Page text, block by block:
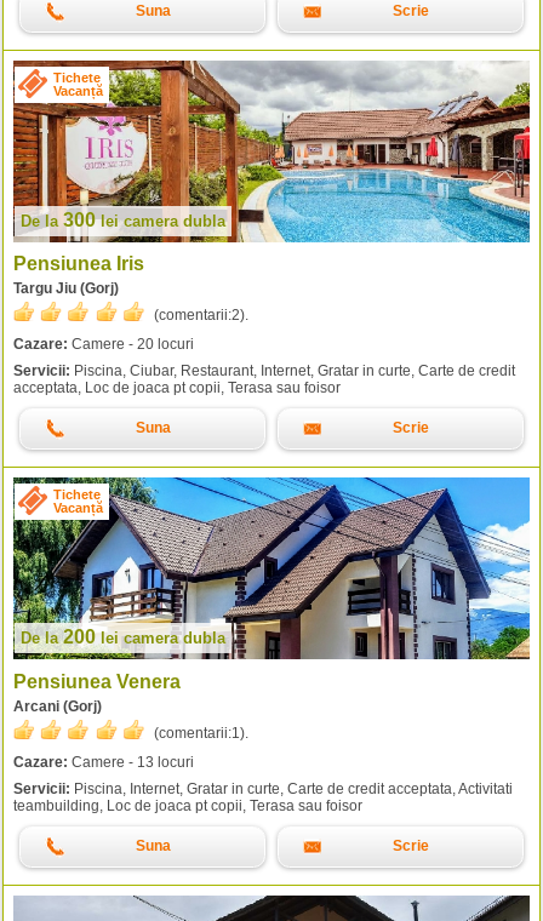
Suna Scrie
Tichete
Vacanță
De la 300leicamera dubla
Pensiunea Iris
Targu Jiu (Gorj)
(comentarii:2).
Cazare: Camere - 20 locuri
Servicii: Piscina, Ciubar, Restaurant, Internet, Gratar in curte, Carte de credit
acceptata, Loc de joaca pt copii, Terasa sau foisor
Suna Scrie
Tichete
Vacanță
De la200leicamera dubla
Pensiunea Venera
Arcani (Gorj)
(comentarii:1 ).
Cazare: Camere - 13 locuri
Servicii: Piscina, Internet, Gratar in curte, Carte de credit acceptata, Activitati
teambuilding, Loc de joaca pt copii, Terasa sau foisor
Suna Scrie